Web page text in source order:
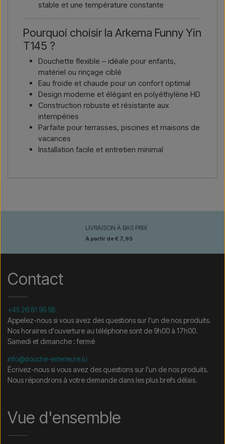
stable et une température constante
Pourquoi choisir la Arkema Funny Yin
T145 ?
Douchette flexible – idéale pour enfants,
matériel ou rinçage ciblé
Eau froide et chaude pour un confort optimal
Design moderne et élégant en polyéthylène HD
Construction robuste et résistante aux
intempéries
Parfaite pour terrasses, piscines et maisons de
vacances
Installation facile et entretien minimal
LIVRAISON À BAS PRIX
A partir de € 7,95
Contact
+45 26 81 95 58
Appelez-nous si vous avez des questions sur l'un de nos produits.
Nos horaires d'ouverture au téléphone sont de 9h00 à 17h00.
Samedi et dimanche : fermé
info@douche-exterieure.lu
Écrivez-nous si vous avez des questions sur l'un de nos produits.
Nous répondrons à votre demande dans les plus brefs délais.
Vue d'ensemble